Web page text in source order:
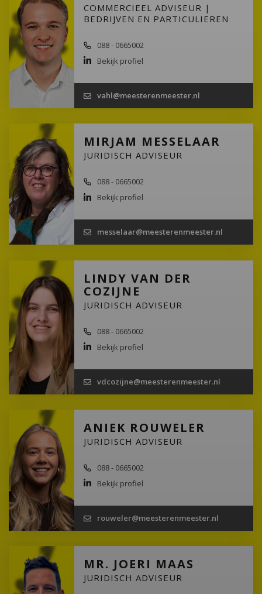
COMMERCIEEL ADVISEUR |
BEDRIJVEN EN PARTICULIEREN
088 - 0665002
Bekijk profiel
vahl@meesterenmeester.nl
MIRJAM MESSELAAR
JURIDISCH ADVISEUR
088 - 0665002
Bekijk profiel
messelaar@meesterenmeester.nl
LINDY VAN DER
COZIJNE
JURIDISCH ADVISEUR
088 - 0665002
Bekijk profiel
vdcozijne@meesterenmeester.nl
ANIEK ROUWELER
JURIDISCH ADVISEUR
088 - 0665002
Bekijk profiel
rouweler@meesterenmeester.nl
MR. JOERI MAAS
JURIDISCH ADVISEUR